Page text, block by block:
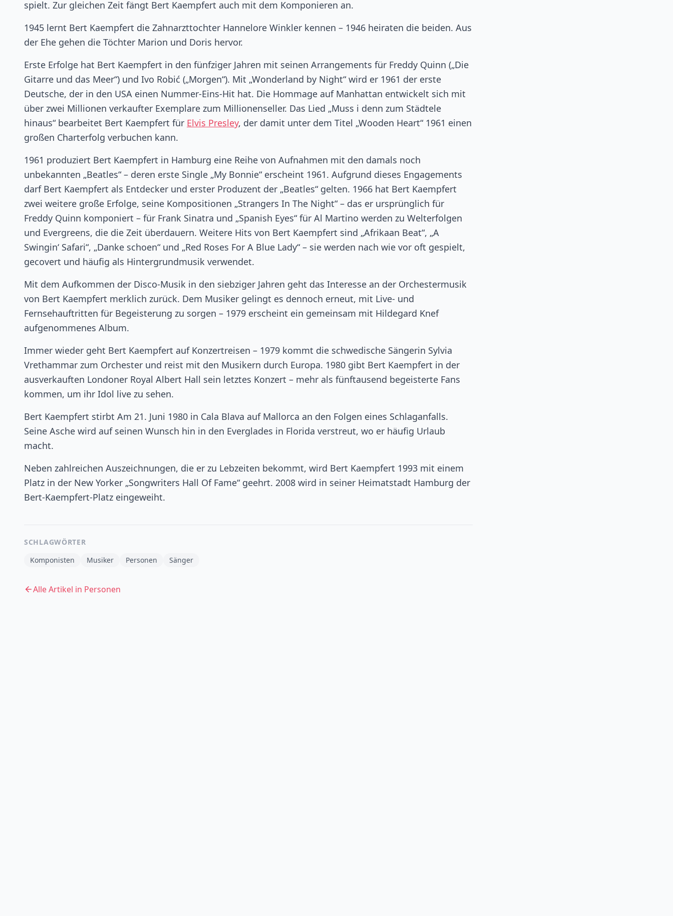
spielt. Zur gleichen Zeit fängt Bert Kaempfert auch mit dem Komponieren an.
1945 lernt Bert Kaempfert die Zahnarzttochter Hannelore Winkler kennen – 1946 heiraten die beiden. Aus
der Ehe gehen die Töchter Marion und Doris hervor.
Erste Erfolge hat Bert Kaempfert in den fünfziger Jahren mit seinen Arrangements für Freddy Quinn („Die
Gitarre und das Meer“) und Ivo Robić („Morgen“). Mit „Wonderland by Night“ wird er 1961 der erste
Deutsche, der in den USA einen Nummer-Eins-Hit hat. Die Hommage auf Manhattan entwickelt sich mit
über zwei Millionen verkaufter Exemplare zum Millionenseller. Das Lied „Muss i denn zum Städtele
hinaus“ bearbeitet Bert Kaempfert für Elvis Presley, der damit unter dem Titel „Wooden Heart“ 1961 einen
großen Charterfolg verbuchen kann.
1961 produziert Bert Kaempfert in Hamburg eine Reihe von Aufnahmen mit den damals noch
unbekannten „Beatles“ – deren erste Single „My Bonnie“ erscheint 1961. Aufgrund dieses Engagements
darf Bert Kaempfert als Entdecker und erster Produzent der „Beatles“ gelten. 1966 hat Bert Kaempfert
zwei weitere große Erfolge, seine Kompositionen „Strangers In The Night“ – das er ursprünglich für
Freddy Quinn komponiert – für Frank Sinatra und „Spanish Eyes“ für Al Martino werden zu Welterfolgen
und Evergreens, die die Zeit überdauern. Weitere Hits von Bert Kaempfert sind „Afrikaan Beat“, „A
Swingin‘ Safari“, „Danke schoen“ und „Red Roses For A Blue Lady“ – sie werden nach wie vor oft gespielt,
gecovert und häufig als Hintergrundmusik verwendet.
Mit dem Aufkommen der Disco-Musik in den siebziger Jahren geht das Interesse an der Orchestermusik
von Bert Kaempfert merklich zurück. Dem Musiker gelingt es dennoch erneut, mit Live- und
Fernsehauftritten für Begeisterung zu sorgen – 1979 erscheint ein gemeinsam mit Hildegard Knef
aufgenommenes Album.
Immer wieder geht Bert Kaempfert auf Konzertreisen – 1979 kommt die schwedische Sängerin Sylvia
Vrethammar zum Orchester und reist mit den Musikern durch Europa. 1980 gibt Bert Kaempfert in der
ausverkauften Londoner Royal Albert Hall sein letztes Konzert – mehr als fünftausend begeisterte Fans
kommen, um ihr Idol live zu sehen.
Bert Kaempfert stirbt Am 21. Juni 1980 in Cala Blava auf Mallorca an den Folgen eines Schlaganfalls.
Seine Asche wird auf seinen Wunsch hin in den Everglades in Florida verstreut, wo er häufig Urlaub
macht.
Neben zahlreichen Auszeichnungen, die er zu Lebzeiten bekommt, wird Bert Kaempfert 1993 mit einem
Platz in der New Yorker „Songwriters Hall Of Fame“ geehrt. 2008 wird in seiner Heimatstadt Hamburg der
Bert-Kaempfert-Platz eingeweiht.
SCHLAGWÖRTER
Komponisten
Musiker Personen Sänger
Alle Artikel in Personen